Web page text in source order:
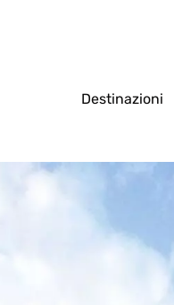
Destinazioni